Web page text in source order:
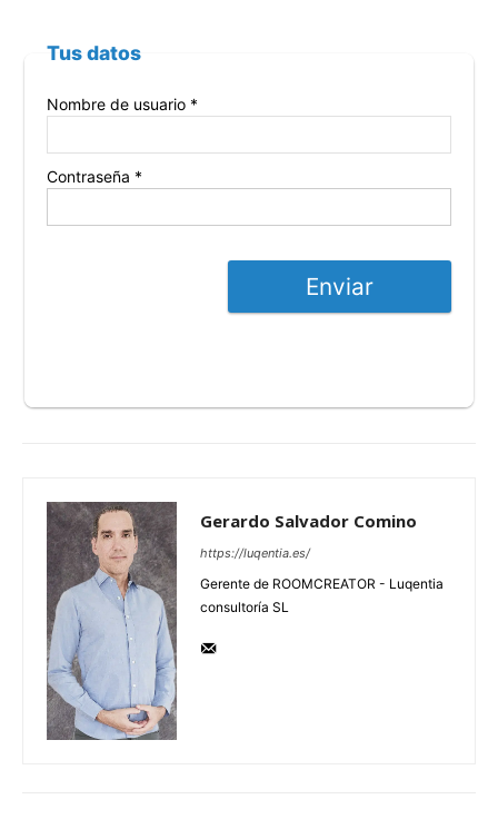
Tus datos
Nombre de usuario *
Contraseña *
Enviar
Gerardo Salvador Comino
https://luqentia.es/
Gerente de ROOMCREATOR - Luqentia
consultoría SL